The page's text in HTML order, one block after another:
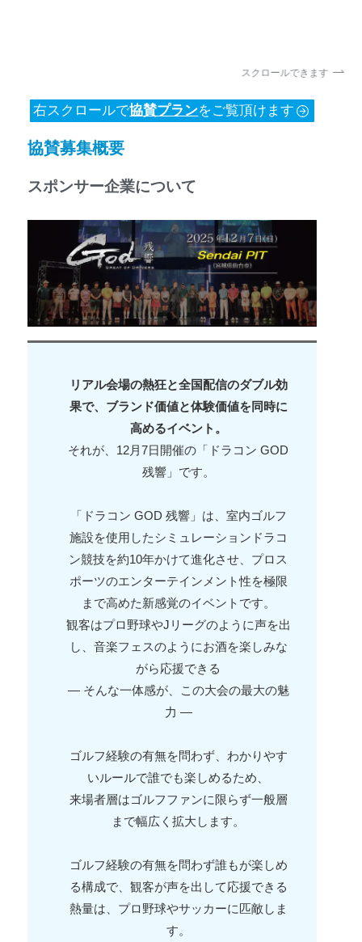
スクロールできます
右スクロールで協賛プランをご覧頂けます
協賛募集概要
スポンサー企業について
リアル会場の熱狂と全国配信のダブル効
果で、ブランド価値と体験価値を同時に
高めるイベント。
それが、12月7日開催の「ドラコン GOD
残響」です。
「ドラコン GOD 残響」は、室内ゴルフ
施設を使用したシミュレーションドラコ
ン競技を約10年かけて進化させ、プロス
ポーツのエンターテインメント性を極限
まで高めた新感覚のイベントです。
観客はプロ野球やJリーグのように声を出
し、音楽フェスのようにお酒を楽しみな
がら応援できる
― そんな一体感が、この大会の最大の魅
力 ―
ゴルフ経験の有無を問わず、わかりやす
いルールで誰でも楽しめるため、
来場者層はゴルフファンに限らず一般層
まで幅広く拡大します。
ゴルフ経験の有無を問わず誰もが楽しめ
る構成で、観客が声を出して応援できる
熱量は、プロ野球やサッカーに匹敵しま
す。